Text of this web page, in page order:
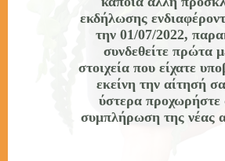
γραπτή πολιτιστική κληρονομιά. Σε
επαγγελματικό επίπεδο, συμβάλλει
δεξιοτήτων σχετικών με τη
βιβλιοθηκονομία, την αρχειονομία
πολιτιστικών δεδομένων.
ανθρώπινες και δημοκρατικές αξίες
εκδήλωσης
την 01/07/2022,
συνδεθείτε πρώτα
στοιχεία που είχατε
εκείνη την αίτησή
ύστερα προχωρήστε
συμπλήρωση της νέας